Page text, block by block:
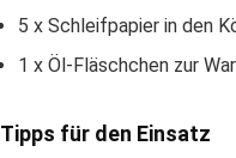
5 x Schleifpapier in den
1 x Öl-Fläschchen zur
Tipps für den Einsatz